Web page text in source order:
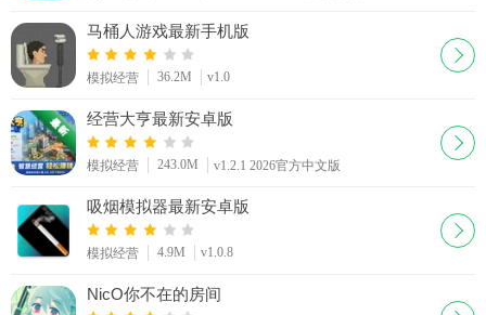
马桶人游戏最新手机版
模拟经营 36.2M v1.0
经营大亨最新安卓版
模拟经营 243.0M v1.2.1 2026官方中文版
吸烟模拟器最新安卓版
模拟经营 4.9M v1.0.8
NicO你不在的房间